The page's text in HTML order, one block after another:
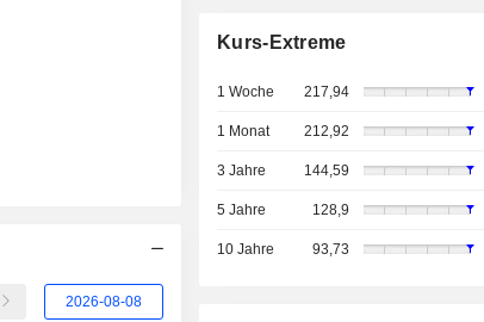
Kurs-Extreme
1 Woche 217,94
1 Monat 212,92
3 Jahre 144,59
5 Jahre 128,9
10 Jahre 93,73